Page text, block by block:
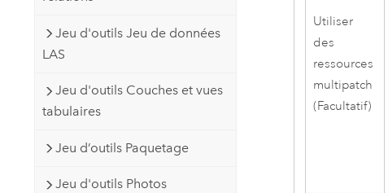
Jeu d'outils Jeu de données
LAS
Jeu d'outils Couches et vues
tabulaires
Jeu d’outils Paquetage
Jeu d'outils Photos
Utiliser
des
ressources
multipatch
(Facultatif)